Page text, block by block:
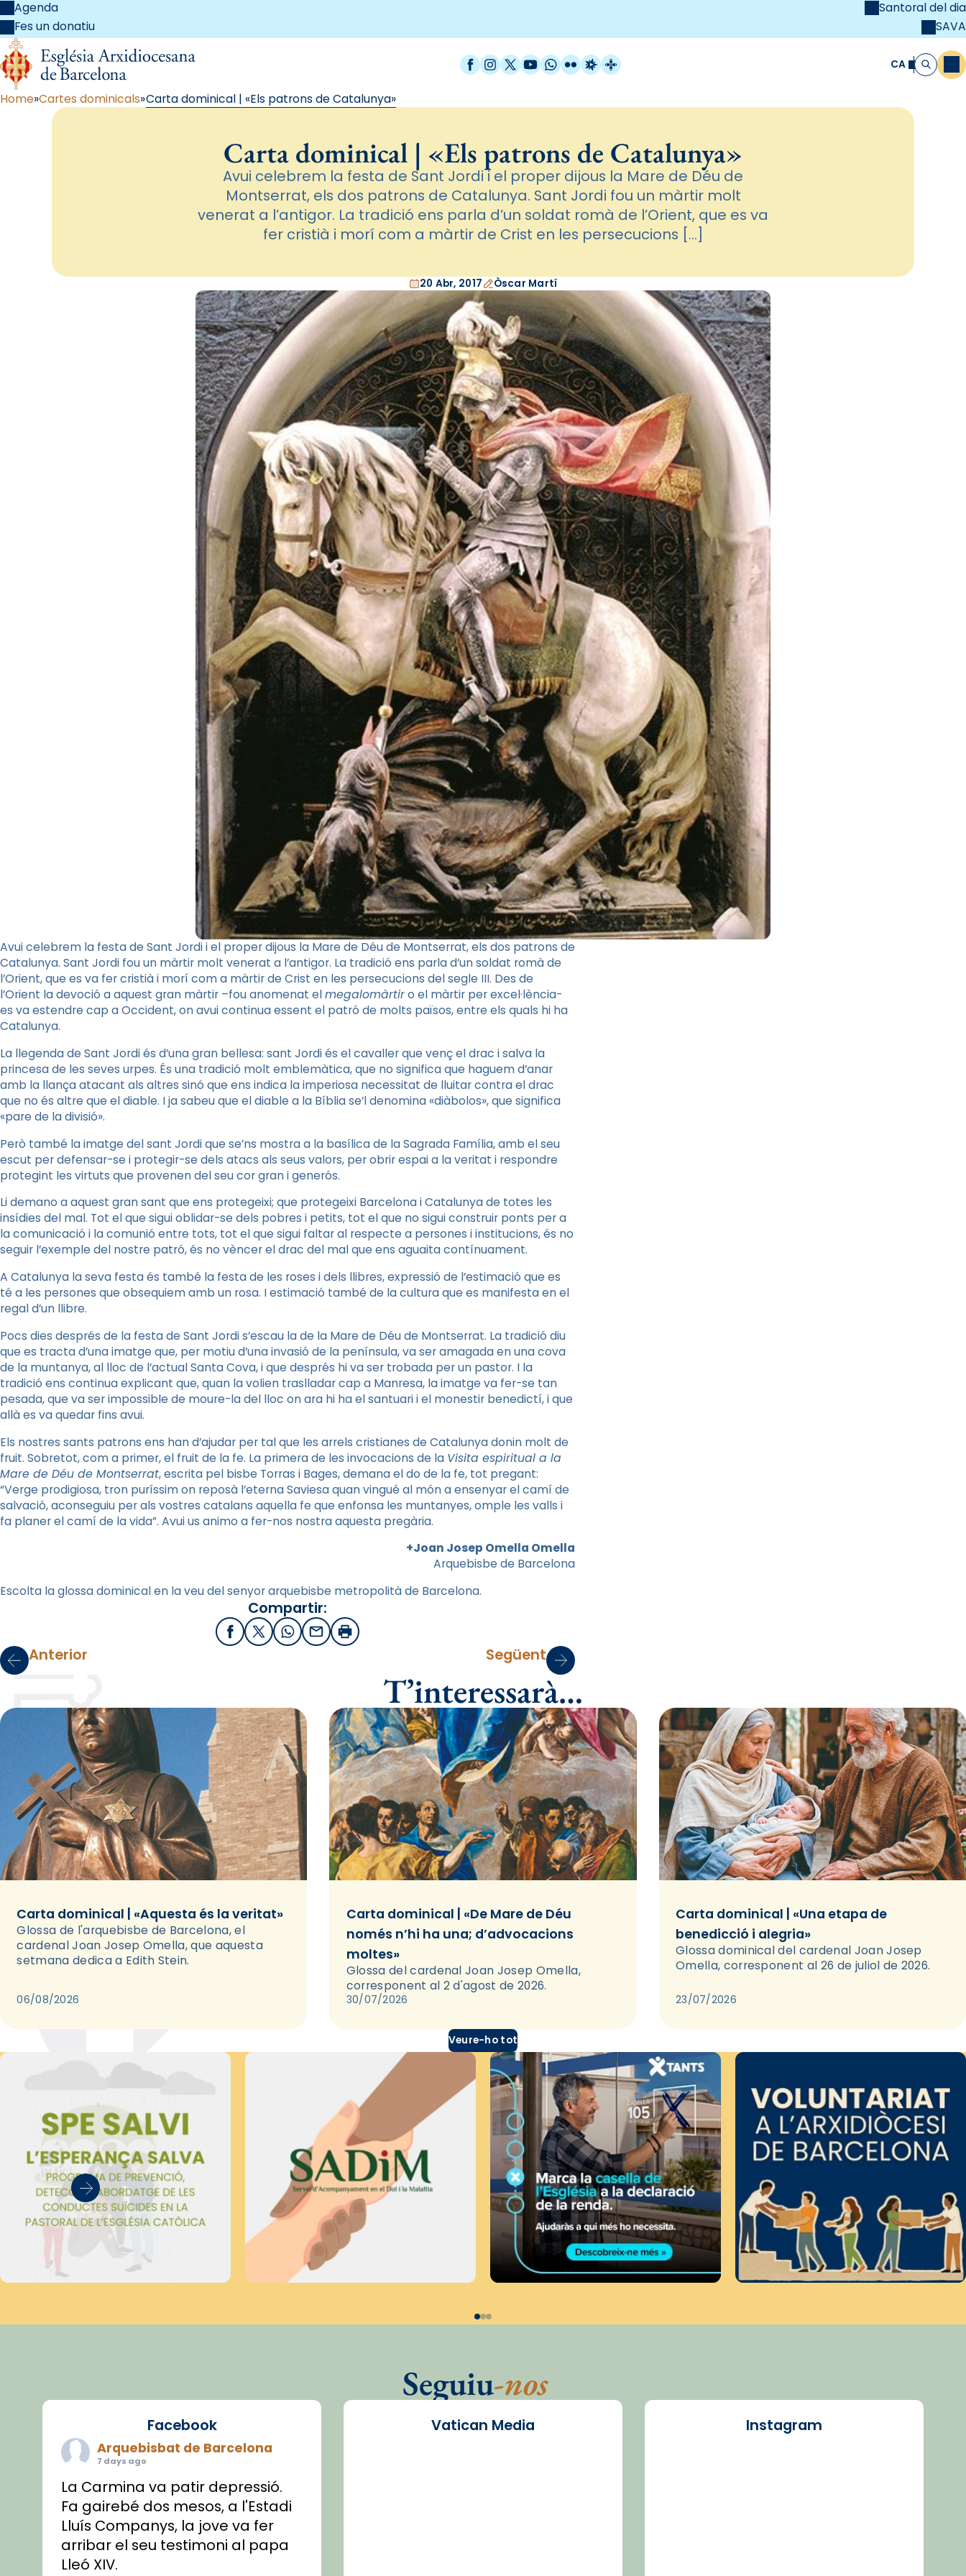
Agenda
Fes un donatiu
Santoral del dia
SAVA
Facebook
Instagram
X / Twitter
YouTube
WhatsApp
FlickrRadio Estel
Catalunya Cristiana CA Cerca
Home Cartes dominicals Carta dominical | «Els patrons de Catalunya»
Carta dominical | «Els patrons de Catalunya»
Avui celebrem la festa de Sant Jordi i el proper dijous la Mare de Déu de
Montserrat, els dos patrons de Catalunya. Sant Jordi fou un màrtir molt
venerat a l’antigor. La tradició ens parla d’un soldat romà de l’Orient, que es va
fer cristià i morí com a màrtir de Crist en les persecucions […]
20 Abr, 2017 Òscar Martí
Avui celebrem la festa de Sant Jordi i el proper dijous la Mare de Déu de Montserrat, els dos patrons de
Catalunya. Sant Jordi fou un màrtir molt venerat a l’antigor. La tradició ens parla d’un soldat romà de
l’Orient, que es va fer cristià i morí com a màrtir de Crist en les persecucions del segle III. Des de
l’Orient la devoció a aquest gran màrtir –fou anomenat elmegalomàrtiro el màrtir per excel·lència-
es va estendre cap a Occident, on avui continua essent el patró de molts països, entre els quals hi ha
Catalunya.
La llegenda de Sant Jordi és d’una gran bellesa: sant Jordi és el cavaller que venç el drac i salva la
princesa de les seves urpes. És una tradició molt emblemàtica, que no significa que haguem d’anar
amb la llança atacant als altres sinó que ens indica la imperiosa necessitat de lluitar contra el drac
que no és altre que el diable. I ja sabeu que el diable a la Bíblia se’l denomina «diàbolos», que significa
«pare de la divisió».
Però també la imatge del sant Jordi que se’ns mostra a la basílica de la Sagrada Família, amb el seu
escut per defensar-se i protegir-se dels atacs als seus valors, per obrir espai a la veritat i respondre
protegint les virtuts que provenen del seu cor gran i generós.
Li demano a aquest gran sant que ens protegeixi; que protegeixi Barcelona i Catalunya de totes les
insídies del mal. Tot el que sigui oblidar-se dels pobres i petits, tot el que no sigui construir ponts per a
la comunicació i la comunió entre tots, tot el que sigui faltar al respecte a persones i institucions, és no
seguir l’exemple del nostre patró, és no vèncer el drac del mal que ens aguaita contínuament.
A Catalunya la seva festa és també la festa de les roses i dels llibres, expressió de l’estimació que es
té a les persones que obsequiem amb un rosa. I estimació també de la cultura que es manifesta en el
regal d’un llibre.
Pocs dies després de la festa de Sant Jordi s’escau la de la Mare de Déu de Montserrat. La tradició diu
que es tracta d’una imatge que, per motiu d’una invasió de la península, va ser amagada en una cova
de la muntanya, al lloc de l’actual Santa Cova, i que després hi va ser trobada per un pastor. I la
tradició ens continua explicant que, quan la volien traslladar cap a Manresa, la imatge va fer-se tan
pesada, que va ser impossible de moure-la del lloc on ara hi ha el santuari i el monestir benedictí, i que
allà es va quedar fins avui.
Els nostres sants patrons ens han d’ajudar per tal que les arrels cristianes de Catalunya donin molt de
fruit. Sobretot, com a primer, el fruit de la fe. La primera de les invocacions de la Visita espiritual a la
Mare de Déu de Montserrat, escrita pel bisbe Torras i Bages, demana el do de la fe, tot pregant:
“Verge prodigiosa, tron puríssim on reposà l’eterna Saviesa quan vingué al món a ensenyar el camí de
salvació, aconseguiu per als vostres catalans aquella fe que enfonsa les muntanyes, omple les valls i
fa planer el camí de la vida”. Avui us animo a fer-nos nostra aquesta pregària.
+Joan Josep Omella Omella
Arquebisbe de Barcelona
Escolta la glossa dominical en la veu del senyor arquebisbe metropolità de Barcelona.
Compartir:
FacebookX / Twitter
WhatsApp
EmailImprimir
Anterior Següent
T’interessarà…
Carta dominical | «Aquesta és la veritat»
Glossa de l'arquebisbe de Barcelona, el
cardenal Joan Josep Omella, que aquesta
setmana dedica a Edith Stein.
06/08/2026
Carta dominical | «De Mare de Déu
només n’hi ha una; d’advocacions
moltes»
Glossa del cardenal Joan Josep Omella,
corresponent al 2 d'agost de 2026.
30/07/2026
Carta dominical | «Una etapa de
benedicció i alegria»
Glossa dominical del cardenal Joan Josep
Omella, corresponent al 26 de juliol de 2026.
23/07/2026
Veure-ho tot
Seguiu-nos
Facebook
Arquebisbat de Barcelona
7 days ago
La Carmina va patir depressió.
Fa gairebé dos mesos, a l'Estadi
Lluís Companys, la jove va fer
arribar el seu testimoni al papa
Lleó XIV.
Vatican Media Instagram